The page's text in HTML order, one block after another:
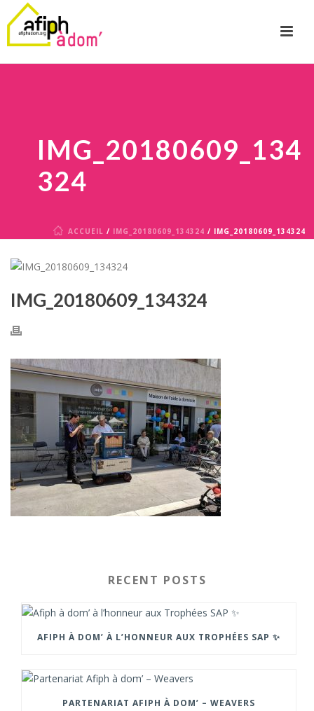
IMG_20180609_134
324
ACCUEIL / IMG_20180609_134324 / IMG_20180609_134324
IMG_20180609_134324
RECENT POSTS
AFIPH À DOM’ À L’HONNEUR AUX TROPHÉES SAP ✨
PARTENARIAT AFIPH À DOM’ – WEAVERS